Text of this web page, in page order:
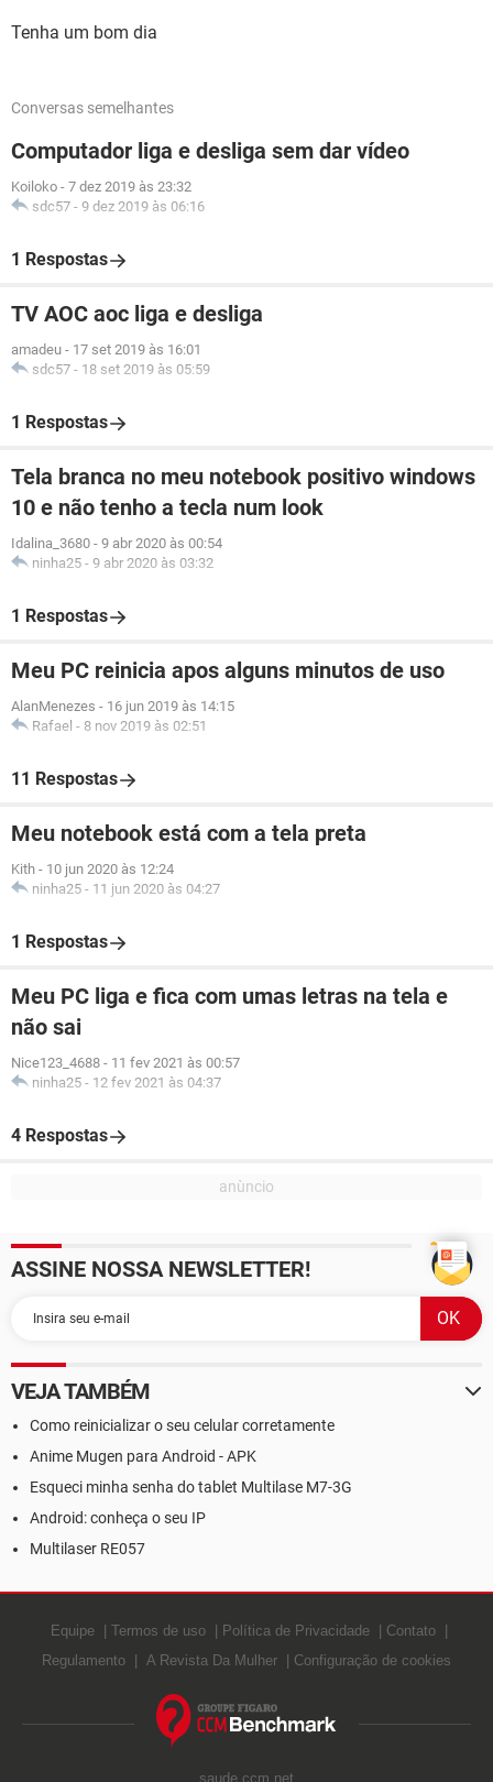
Tenha um bom dia
Conversas semelhantes
Computador liga e desliga sem dar vídeo
Koiloko - 7 dez 2019 às 23:32
sdc57 - 9 dez 2019 às 06:16
1 Respostas
TV AOC aoc liga e desliga
amadeu - 17 set 2019 às 16:01
sdc57 - 18 set 2019 às 05:59
1 Respostas
Tela branca no meu notebook positivo windows
10 e não tenho a tecla num look
Idalina_3680 - 9 abr 2020 às 00:54
ninha25 - 9 abr 2020 às 03:32
1 Respostas
Meu PC reinicia apos alguns minutos de uso
AlanMenezes - 16 jun 2019 às 14:15
Rafael - 8 nov 2019 às 02:51
11 Respostas
Meu notebook está com a tela preta
Kith - 10 jun 2020 às 12:24
ninha25 - 11 jun 2020 às 04:27
1 Respostas
Meu PC liga e fica com umas letras na tela e
não sai
Nice123_4688 - 11 fev 2021 às 00:57
ninha25 - 12 fev 2021 às 04:37
4 Respostas
ASSINE NOSSA NEWSLETTER!
VEJA TAMBÉM
Como reinicializar o seu celular corretamente
Anime Mugen para Android - APK
Esqueci minha senha do tablet Multilase M7-3G
Android: conheça o seu IP
Multilaser RE057
Equipe Termos de uso Política de Privacidade
Contato
Regulamento
A Revista Da Mulher Configuração de cookies
saude.ccm.net